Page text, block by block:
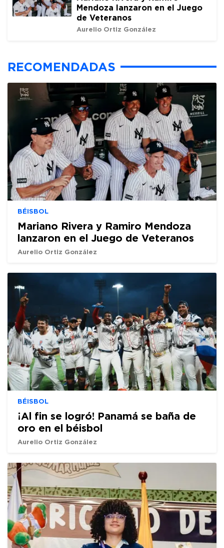
Mendoza lanzaron en el Juego
de Veteranos
Aurelio Ortiz González
RECOMENDADAS
BÉISBOL
Mariano Rivera y Ramiro Mendoza
lanzaron en el Juego de Veteranos
Aurelio Ortiz González
BÉISBOL
¡Al fin se logró! Panamá se baña de
oro en el béisbol
Aurelio Ortiz González